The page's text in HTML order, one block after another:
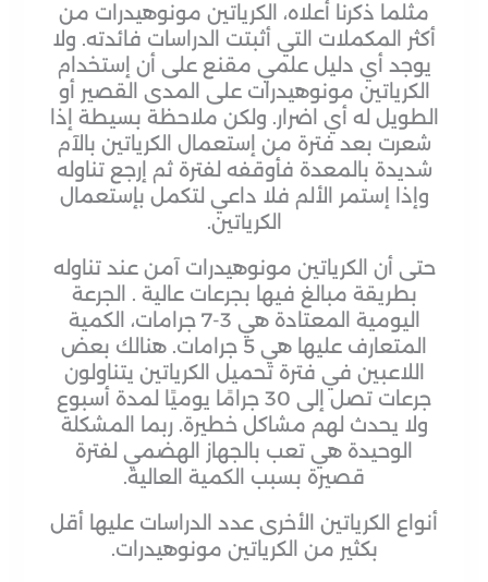
مثلما ذكرنا أعلاه، الكرياتين مونوهيدرات من
أكثر المكملات التي أثبتت الدراسات فائدته. ولا
يوجد أي دليل علمي مقنع على أن إستخدام
الكرياتين مونوهيدرات على المدى القصير أو
الطويل له أي اضرار. ولكن ملاحظة بسيطة إذا
شعرت بعد فترة من إستعمال الكرياتين بالآم
شديدة بالمعدة فأوقفه لفترة ثم إرجع تناوله
وإذا إستمر الألم فلا داعي لتكمل بإستعمال
الكرياتين.
حتى أن الكرياتين مونوهيدرات آمن عند تناوله
بطريقة مبالغ فيها بجرعات عالية . الجرعة
اليومية المعتادة هي 3-7 جرامات، الكمية
المتعارف عليها هي 5 جرامات. هنالك بعض
اللاعبين في فترة تحميل الكرياتين يتناولون
جرعات تصل إلى 30 جرامًا يوميًا لمدة أسبوع
ولا يحدث لهم مشاكل خطيرة. ربما المشكلة
الوحيدة هي تعب بالجهاز الهضمي لفترة
قصيرة بسبب الكمية العالية.
أنواع الكرياتين الأخرى عدد الدراسات عليها أقل
بكثير من الكرياتين مونوهيدرات.